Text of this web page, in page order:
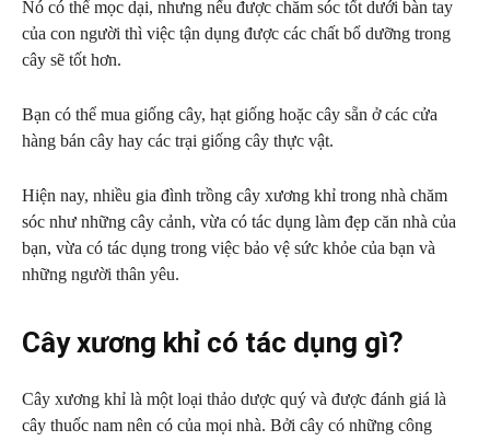
Nó có thể mọc dại, nhưng nếu được chăm sóc tốt dưới bàn tay
của con người thì việc tận dụng được các chất bổ dưỡng trong
cây sẽ tốt hơn.
Bạn có thể mua giống cây, hạt giống hoặc cây sẵn ở các cửa
hàng bán cây hay các trại giống cây thực vật.
Hiện nay, nhiều gia đình trồng cây xương khỉ trong nhà chăm
sóc như những cây cảnh, vừa có tác dụng làm đẹp căn nhà của
bạn, vừa có tác dụng trong việc bảo vệ sức khỏe của bạn và
những người thân yêu.
Cây xương khỉ có tác dụng gì?
Cây xương khỉ là một loại thảo dược quý và được đánh giá là
cây thuốc nam nên có của mọi nhà. Bởi cây có những công